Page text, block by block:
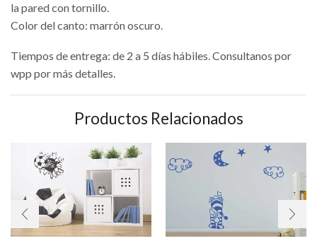
la pared con tornillo.
Color del canto: marrón oscuro.
Tiempos de entrega: de 2 a 5 días hábiles. Consultanos por
wpp por más detalles.
Productos Relacionados